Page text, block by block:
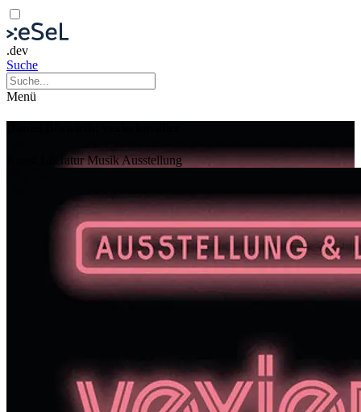
.dev
Suche
Menü
LiteraturMusikAusstellung